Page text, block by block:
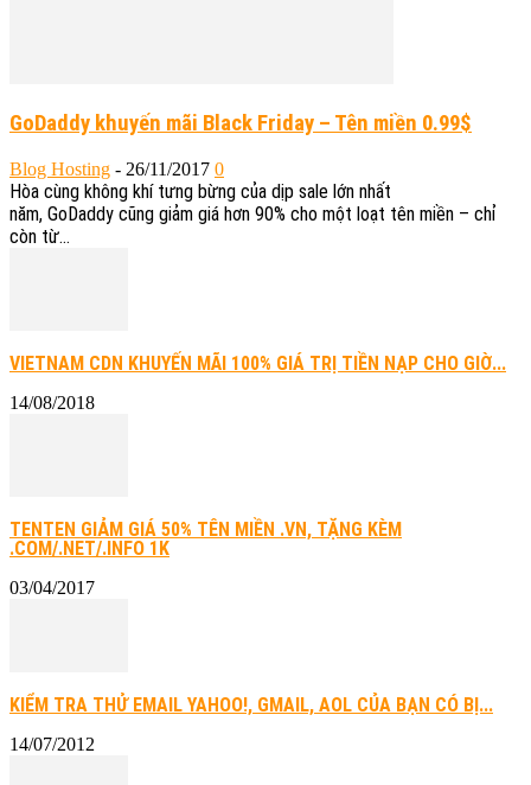
GoDaddy khuyến mãi Black Friday – Tên miền 0.99$
Blog Hosting - 26/11/2017 0
Hòa cùng không khí tưng bừng của dịp sale lớn nhất
năm, GoDaddy cũng giảm giá hơn 90% cho một loạt tên miền – chỉ
còn từ...
VIETNAM CDN KHUYẾN MÃI 100% GIÁ TRỊ TIỀN NẠP CHO GIỜ...
14/08/2018
TENTEN GIẢM GIÁ 50% TÊN MIỀN .VN, TẶNG KÈM
.COM/.NET/.INFO 1K
03/04/2017
KIỂM TRA THỬ EMAIL YAHOO!, GMAIL, AOL CỦA BẠN CÓ BỊ...
14/07/2012